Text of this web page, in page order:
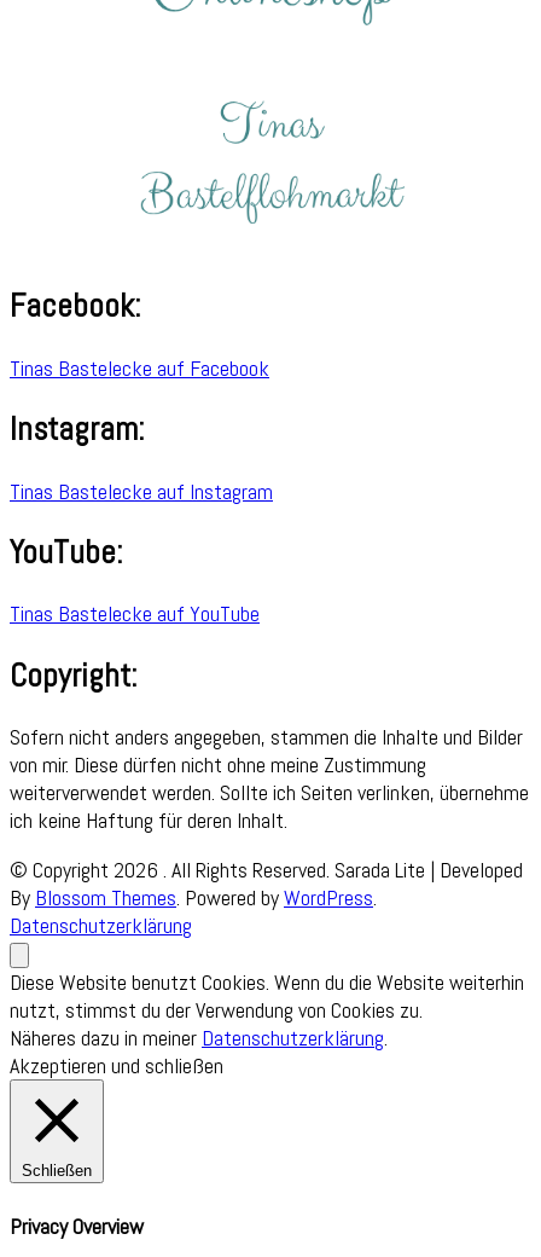
Facebook:
Tinas Bastelecke auf Facebook
Instagram:
Tinas Bastelecke auf Instagram
YouTube:
Tinas Bastelecke auf YouTube
Copyright:
Sofern nicht anders angegeben, stammen die Inhalte und Bilder
von mir. Diese dürfen nicht ohne meine Zustimmung
weiterverwendet werden. Sollte ich Seiten verlinken, übernehme
ich keine Haftung für deren Inhalt.
© Copyright 2026 . All Rights Reserved. Sarada Lite | Developed
By Blossom Themes. Powered byWordPress.
Datenschutzerklärung
Diese Website benutzt Cookies. Wenn du die Website weiterhin
nutzt, stimmst du der Verwendung von Cookies zu.
Näheres dazu in meiner Datenschutzerklärung.
Akzeptieren und schließen
Schließen
Privacy Overview